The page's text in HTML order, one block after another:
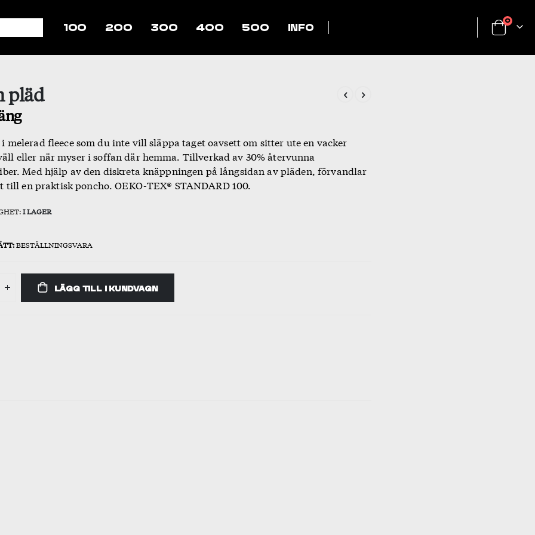
100 200 300 400 500 INFO
Cart
0
pläd
melerad fleece som du inte vill släppa taget oavsett om sitter ute en vacker
eller när myser i soffan där hemma. Tillverkad av 30% återvunna
Med hjälp av den diskreta knäppningen på långsidan av pläden, förvandlar
till en praktisk poncho. OEKO-TEX® STANDARD 100.
I LAGER
BESTÄLLNINGSVARA
LÄGG TILL I KUNDVAGN